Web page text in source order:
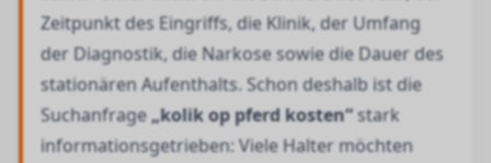
Zeitpunkt des Eingriffs, die Klinik, der Umfang
der Diagnostik, die Narkose sowie die Dauer des
stationären Aufenthalts. Schon deshalb ist die
Suchanfrage„kolik op pferd kosten“stark
informationsgetrieben: Viele Halter möchten